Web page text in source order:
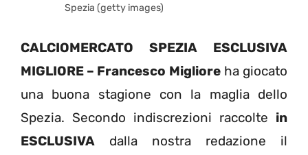
Spezia (getty images)
CALCIOMERCATO SPEZIA ESCLUSIVA
MIGLIORE – Francesco Miglioreha giocato
una buona stagione con la maglia dello
Spezia. Secondo indiscrezioni raccolte in
ESCLUSIVA dalla nostra redazione il